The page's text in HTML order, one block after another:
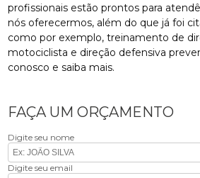
profissionais estão prontos para
nós oferecermos, além do que já foi
como por exemplo, treinamento de
motociclista e direção defensiva
conosco e saiba mais.
FAÇA UM ORÇAMENTO
Digite seu nome
Digite seu email